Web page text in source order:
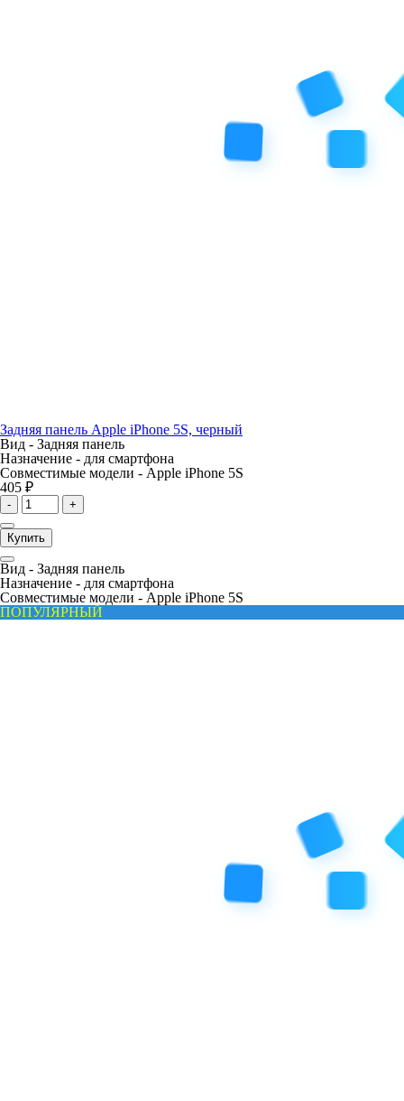
Задняя панель Apple iPhone 5S, черный
Вид - Задняя панель
Назначение - для смартфона
Совместимые модели - Apple iPhone 5S
405 ₽
- +
Купить
Вид - Задняя панель
Назначение - для смартфона
Совместимые модели - Apple iPhone 5S
ПОПУЛЯРНЫЙ